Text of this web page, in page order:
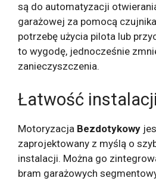
są do automatyzacji
garażowej za pomocą
potrzebę użycia pilota lub
to wygodę, jednocześnie
zanieczyszczenia.
Łatwość instalacji
Motoryzacja Bezdotykowy
zaprojektowany z myślą o
instalacji. Można go
bram garażowych